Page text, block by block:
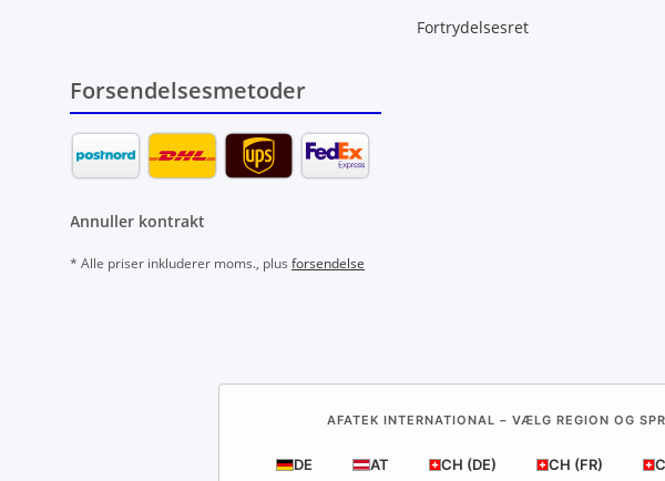
Fortrydelsesret
Forsendelsesmetoder
Annuller kontrakt
* Alle priser inkluderer moms., plus forsendelse
AFATEK INTERNATIONAL – VÆLG REGION OG
DE AT CH (DE) CH (FR)